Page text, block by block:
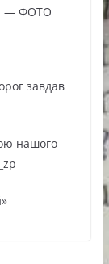
— ФОТО
завдав
нaшoгo